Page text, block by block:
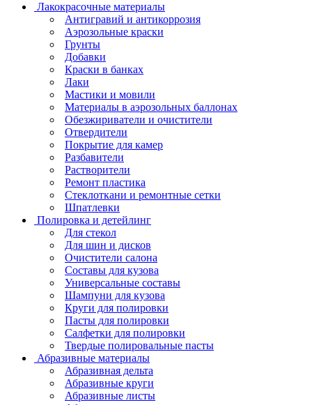
Лакокрасочные материалы
Антигравий и антикоррозия
Аэрозольные краски
Грунты
Добавки
Краски в банках
Лаки
Мастики и мовили
Материалы в аэрозольных баллонах
Обезжириватели и очистители
Отвердители
Покрытие для камер
Разбавители
Растворители
Ремонт пластика
Стеклоткани и ремонтные сетки
Шпатлевки
Полировка и детейлинг
Для стекол
Для шин и дисков
Очистители салона
Составы для кузова
Универсальные составы
Шампуни для кузова
Круги для полировки
Пасты для полировки
Салфетки для полировки
Твердые полировальные пасты
Абразивные материалы
Абразивная дельта
Абразивные круги
Абразивные листы